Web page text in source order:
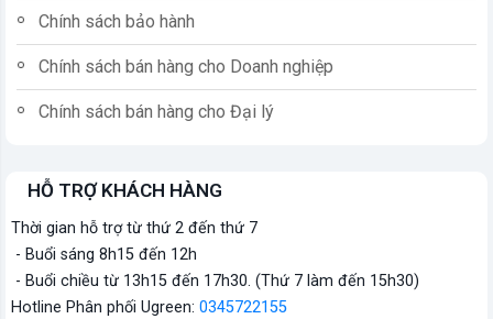
Chính sách bảo hành
Chính sách bán hàng cho Doanh nghiệp
Chính sách bán hàng cho Đại lý
HỖ TRỢ KHÁCH HÀNG
Thời gian hỗ trợ từ thứ 2 đến thứ 7
- Buổi sáng 8h15 đến 12h
- Buổi chiều từ 13h15 đến 17h30. (Thứ 7 làm đến 15h30)
Hotline Phân phối Ugreen: 0345722155